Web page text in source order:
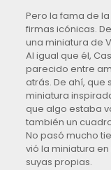
Pero la fama de
firmas icónicas.
una miniatura de
Al igual que él,
parecido entre
atrás. De ahí,
miniatura
que algo estaba
también un
No pasó mucho
vió la miniatura
suyas propias.